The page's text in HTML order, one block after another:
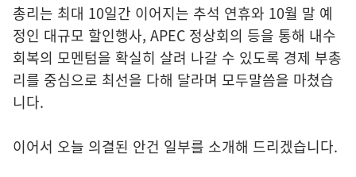
총리는 최대 10일간 이어지는 추석 연휴와 10월 말 예
정인 대규모 할인행사, APEC 정상회의 등을 통해 내수
회복의 모멘텀을 확실히 살려 나갈 수 있도록 경제 부총
리를 중심으로 최선을 다해 달라며 모두말씀을 마쳤습
니다.
이어서 오늘 의결된 안건 일부를 소개해 드리겠습니다.